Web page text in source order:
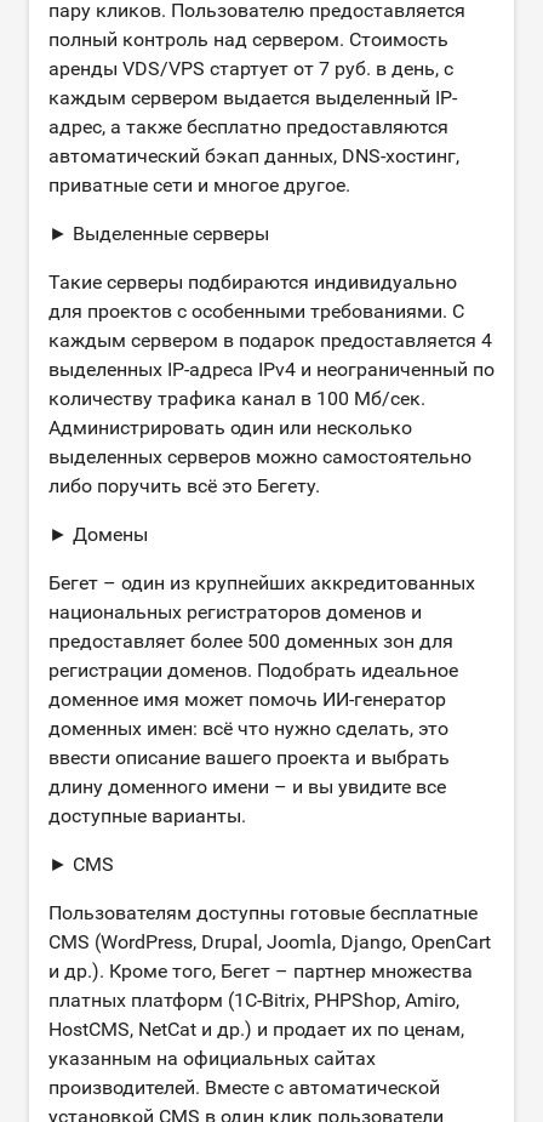
пару кликов. Пользователю предоставляется
полный контроль над сервером. Стоимость
аренды VDS/VPS стартует от 7 руб. в день, с
каждым сервером выдается выделенный IP-
адрес, а также бесплатно предоставляются
автоматический бэкап данных, DNS-хостинг,
приватные сети и многое другое.
► Выделенные серверы
Такие серверы подбираются индивидуально
для проектов с особенными требованиями. С
каждым сервером в подарок предоставляется 4
выделенных IP-адреса IPv4 и неограниченный по
количеству трафика канал в 100 Мб/сек.
Администрировать один или несколько
выделенных серверов можно самостоятельно
либо поручить всё это Бегету.
► Домены
Бегет – один из крупнейших аккредитованных
национальных регистраторов доменов и
предоставляет более 500 доменных зон для
регистрации доменов. Подобрать идеальное
доменное имя может помочь ИИ-генератор
доменных имен: всё что нужно сделать, это
ввести описание вашего проекта и выбрать
длину доменного имени – и вы увидите все
доступные варианты.
► CMS
Пользователям доступны готовые бесплатные
CMS (WordPress, Drupal, Joomla, Django, OpenCart
и др.). Кроме того, Бегет – партнер множества
платных платформ (1C-Bitrix, PHPShop, Amiro,
HostCMS, NetCat и др.) и продает их по ценам,
указанным на официальных сайтах
производителей. Вместе с автоматической
установкой CMS в один клик пользователи